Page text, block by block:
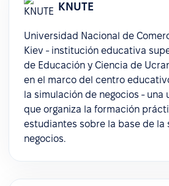
KNUTE
Universidad Nacional de
Kiev - institución educativa
de Educación y Ciencia de
en el marco del centro
la simulación de negocios -
que organiza la formación
estudiantes sobre la base de la
negocios.